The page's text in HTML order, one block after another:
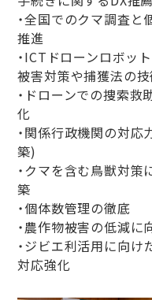
・全国でのクマ調査
推進
・ICTドローンロボッ
被害対策や捕獲法の
・ドローンでの捜索
化
・関係行政機関の対
築)
・クマを含む鳥獣対
築
・個体数管理の徹底
・農作物被害の低減
・ジビエ利活用に向
対応強化